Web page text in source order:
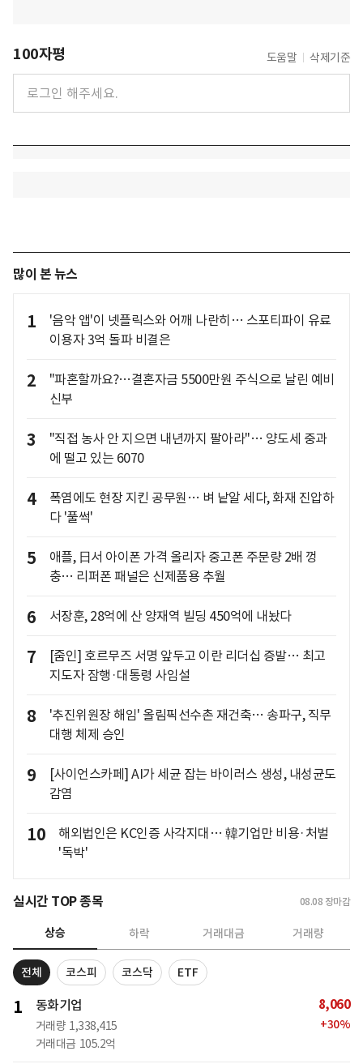
100자평 도움말 삭제기준
많이 본 뉴스
1
'음악 앱'이 넷플릭스와 어깨 나란히… 스포티파이 유료
이용자 3억 돌파 비결은
2
"파혼할까요?…결혼자금 5500만원 주식으로 날린 예비
신부
3
"직접 농사 안 지으면 내년까지 팔아라"… 양도세 중과
에 떨고 있는 6070
4
폭염에도 현장 지킨 공무원… 벼 낱알 세다, 화재 진압하
다 '풀썩'
5
애플, 日서 아이폰 가격 올리자 중고폰 주문량 2배 껑
충… 리퍼폰 패널은 신제품용 추월
6 서장훈, 28억에 산 양재역 빌딩 450억에 내놨다
7
[줌인] 호르무즈 서명 앞두고 이란 리더십 증발… 최고
지도자 잠행·대통령 사임설
8
'추진위원장 해임' 올림픽선수촌 재건축… 송파구, 직무
대행 체제 승인
9
[사이언스카페] AI가 세균 잡는 바이러스 생성, 내성균도
감염
10
해외법인은 KC인증 사각지대… 韓기업만 비용·처벌
'독박'
실시간 TOP 종목 08.08 장마감
상승 하락 거래대금 거래량
전체 코스피 코스닥 ETF
1 동화기업
거래량 1,338,415
거래대금 105.2억
8,060
+30%